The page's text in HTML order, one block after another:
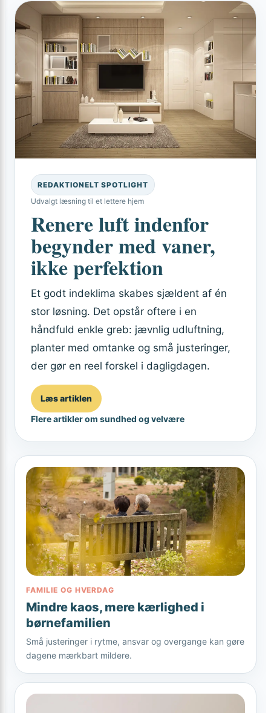
REDAKTIONELT SPOTLIGHT
Udvalgt læsning til et lettere hjem
Renere luft indenfor
begynder med vaner,
ikke perfektion
Et godt indeklima skabes sjældent af én
stor løsning. Det opstår oftere i en
håndfuld enkle greb: jævnlig udluftning,
planter med omtanke og små justeringer,
der gør en reel forskel i dagligdagen.
Læs artiklen
Flere artikler om sundhed og velvære
FAMILIE OG HVERDAG
Mindre kaos, mere kærlighed i
børnefamilien
Små justeringer i rytme, ansvar og overgange kan gøre
dagene mærkbart mildere.